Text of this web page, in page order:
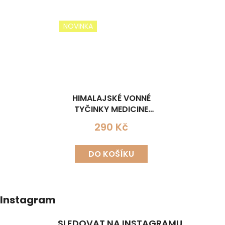
NOVINKA
HIMALAJSKÉ VONNÉ
TYČINKY MEDICINE
BUDDHA INSENCE
290 Kč
DO KOŠÍKU
Instagram